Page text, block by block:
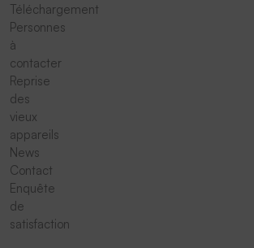
Téléchargement
Personnes
à
contacter
Reprise
des
vieux
appareils
News
Contact
Enquête
de
satisfaction